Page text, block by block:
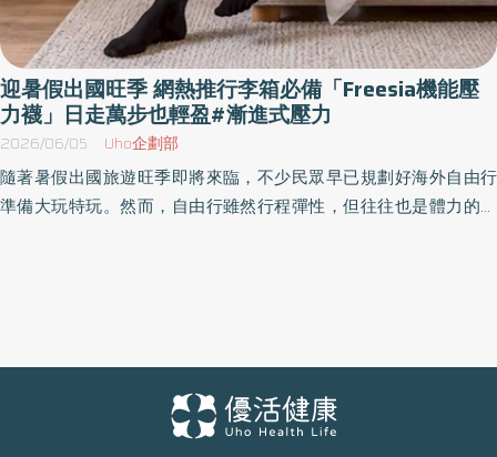
迎暑假出國旺季 網熱推行李箱必備「Freesia機能壓
力襪」日走萬步也輕盈#漸進式壓力
2026/06/05 Uho企劃部
隨著暑假出國旅遊旺季即將來臨，不少民眾早已規劃好海外自由行
準備大玩特玩。然而，自由行雖然行程彈性，但往往也是體力的大
機能防護裝備，但其實高強度的旅遊步行，更需要肌肉的穩定性。
近期在旅遊社群與網路討論中，有越來越多消費者分享使用「機能